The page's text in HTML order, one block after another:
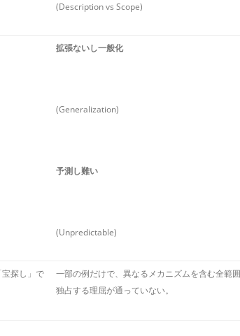
(Description vs Scope)
拡張ないし一般化
(Generalization)
予測し難い
(Unpredictable)
探し」で
一部の例だけで、異なるメカニズムを含む全範
独占する理屈が通っていない。